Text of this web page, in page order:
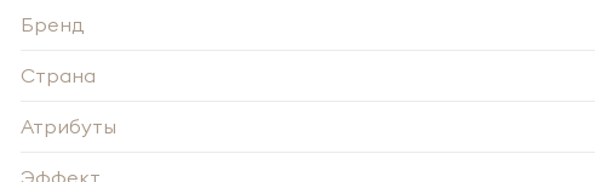
Бренд
Страна
Атрибуты
Эффект